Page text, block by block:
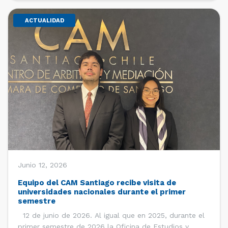
ACTUALIDAD
Junio 12, 2026
Equipo del CAM Santiago recibe visita de
universidades nacionales durante el primer
semestre
12 de junio de 2026. Al igual que en 2025, durante el